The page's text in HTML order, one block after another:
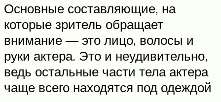
Основные составляющие, на
которые зритель обращает
внимание — это лицо, волосы и
руки актера. Это и неудивительно,
ведь остальные части тела актера
чаще всего находятся под одеждой